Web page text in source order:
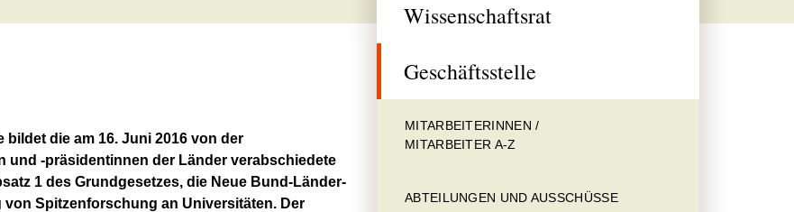
die am 16. Juni 2016 von der
und -präsidentinnen der Länder verabschiedete
1 des Grundgesetzes, die Neue Bund-Länder-
von Spitzenforschung an Universitäten. Der
Wissenschaftsrat
Geschäftsstelle
MITARBEITERINNEN /
MITARBEITER A-Z
ABTEILUNGEN UND AUSSCHÜSSE